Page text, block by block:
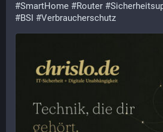
#SmartHome #Router #
#BSI #Verbraucherschutz